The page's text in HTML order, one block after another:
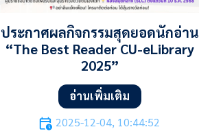
ประกาศผลกิจกรรมสุดยอดนักอ่าน
“The Best Reader CU-eLibrary
2025”
อ่านเพิ่มเติม
2025-12-04, 10:44:52